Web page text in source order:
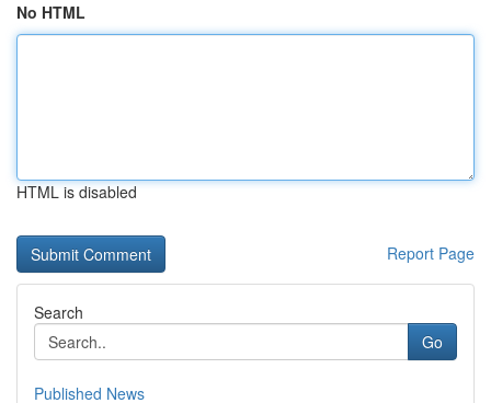
No HTML
HTML is disabled
Report Page
Search
Go
Published News